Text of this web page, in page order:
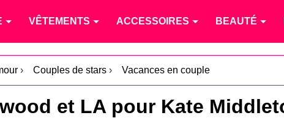
VÊTEMENTS ACCESSOIRES BEAUTÉ
› Couples de stars › Vacances en couple
et LA pour Kate